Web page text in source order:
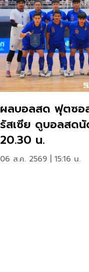
ผลบอลสด ฟุตซอ
รัสเซีย ดูบอลสดนั
20.30 น.
06 ส.ค. 2569 | 15:16 น.